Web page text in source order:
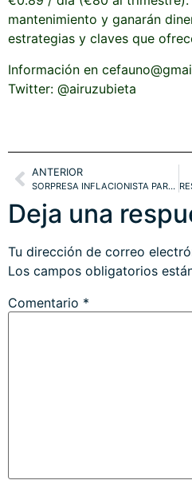
mantenimiento y ganarán
estrategias y claves que
Información en
Twitter: @airuzubieta
ANTERIOR
SORPRESA INFLACIONISTA PARALIZA A LOS INVERSORES. ESTRATEGIAS
Deja una
Tu dirección de correo
Los campos obligatorios
Comentario *